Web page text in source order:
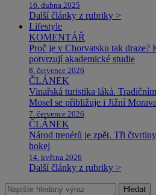
16. dubna 2025
Další články z rubriky >
Lifestyle
KOMENTÁŘ
Proč je v Chorvatsku tak draze?
potvrzují akademické studie
8. července 2026
ČLÁNEK
Vinařská turistika láká.
Mosel se přibližuje i Jižní Morava
7. července 2026
ČLÁNEK
Národ trenérů je zpět. Tři
hokej
14. května 2026
Další články z rubriky >
Hledat